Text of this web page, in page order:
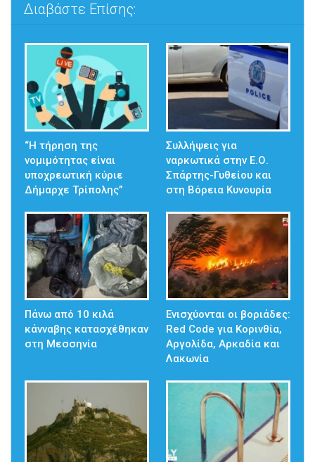
Διαβάστε Επίσης:
“Η τήρηση της
νομιμότητας είναι
υποχρεωτική κύριε
Δήμαρχε Τρίπολης”
Συλλήψεις για
ναρκωτικά στην Ε.Ο.
Σπάρτης-Γυθείου και
στη Βόρεια Κυνουρία
Πάνω από 10 κιλά
κάνναβης κατασχέθηκαν
στη Μεσσηνία
Ενισχύονται οι βοριάδες:
Red Code για Κορινθία,
Αργολίδα, Αρκαδία και
Λακωνία